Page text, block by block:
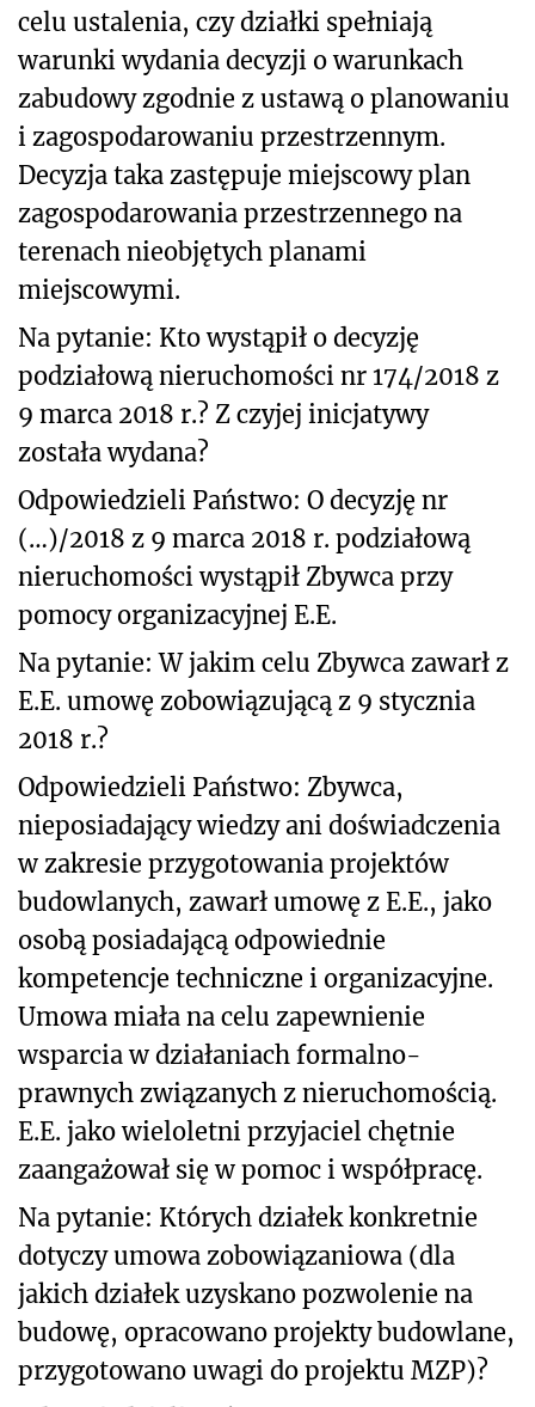
celu ustalenia, czy działki spełniają
warunki wydania decyzji o warunkach
zabudowy zgodnie z ustawą o planowaniu
i zagospodarowaniu przestrzennym.
Decyzja taka zastępuje miejscowy plan
zagospodarowania przestrzennego na
terenach nieobjętych planami
miejscowymi.
Na pytanie: Kto wystąpił o decyzję
podziałową nieruchomości nr 174/2018 z
9 marca 2018 r.? Z czyjej inicjatywy
została wydana?
Odpowiedzieli Państwo: O decyzję nr
(…)/2018 z 9 marca 2018 r. podziałową
nieruchomości wystąpił Zbywca przy
pomocy organizacyjnej E.E.
Na pytanie: W jakim celu Zbywca zawarł z
E.E. umowę zobowiązującą z 9 stycznia
2018 r.?
Odpowiedzieli Państwo: Zbywca,
nieposiadający wiedzy ani doświadczenia
w zakresie przygotowania projektów
budowlanych, zawarł umowę z E.E., jako
osobą posiadającą odpowiednie
kompetencje techniczne i organizacyjne.
Umowa miała na celu zapewnienie
wsparcia w działaniach formalno-
prawnych związanych z nieruchomością.
E.E. jako wieloletni przyjaciel chętnie
zaangażował się w pomoc i współpracę.
Na pytanie: Których działek konkretnie
dotyczy umowa zobowiązaniowa (dla
jakich działek uzyskano pozwolenie na
budowę, opracowano projekty budowlane,
przygotowano uwagi do projektu MZP)?